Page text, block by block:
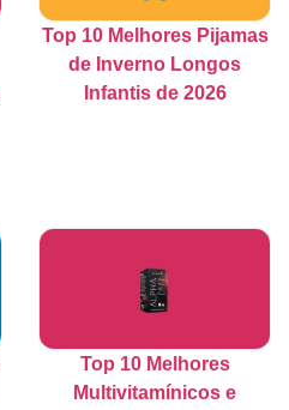
Top 10 Melhores Pijamas
de Inverno Longos
Infantis de 2026
Top 10 Melhores
Multivitamínicos e